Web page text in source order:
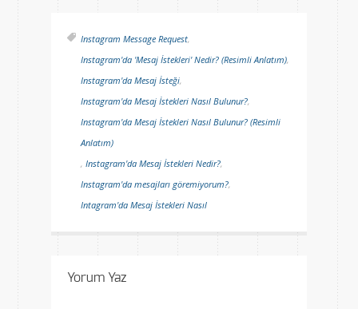
Instagram Message Request,
Instagram'da 'Mesaj İstekleri' Nedir? (Resimli Anlatım),
Instagram'da Mesaj İsteği,
Instagram'da Mesaj İstekleri Nasıl Bulunur?,
Instagram'da Mesaj İstekleri Nasıl Bulunur? (Resimli
Anlatım)
, Instagram'da Mesaj İstekleri Nedir?,
Instagram'da mesajları göremiyorum?,
Intagram'da Mesaj İstekleri Nasıl
Yorum Yaz